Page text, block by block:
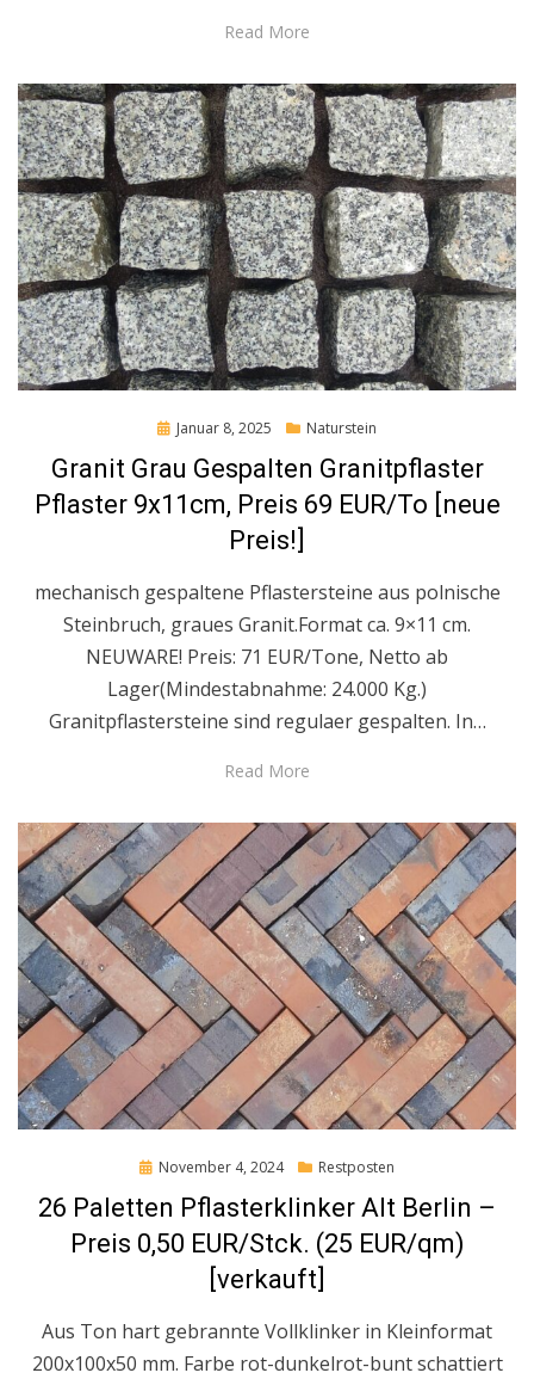
Read More
Posted
Januar 8, 2025 Naturstein
Granit Grau Gespalten Granitpflaster
Pflaster 9x11cm, Preis 69 EUR/To [neue
Preis!]
mechanisch gespaltene Pflastersteine aus polnische
Steinbruch, graues Granit.Format ca. 9×11 cm.
NEUWARE! Preis: 71 EUR/Tone, Netto ab
Lager(Mindestabnahme: 24.000 Kg.)
Granitpflastersteine sind regulaer gespalten. In…
Read More
Posted
November 4, 2024 Restposten
26 Paletten Pflasterklinker Alt Berlin –
Preis 0,50 EUR/Stck. (25 EUR/qm)
[verkauft]
Aus Ton hart gebrannte Vollklinker in Kleinformat
200x100x50 mm. Farbe rot-dunkelrot-bunt schattiert